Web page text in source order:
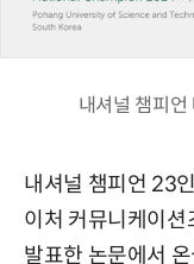
내셔널 챔피
내셔널 챔피언 23
이처 커뮤니케이
발표한 논문에서